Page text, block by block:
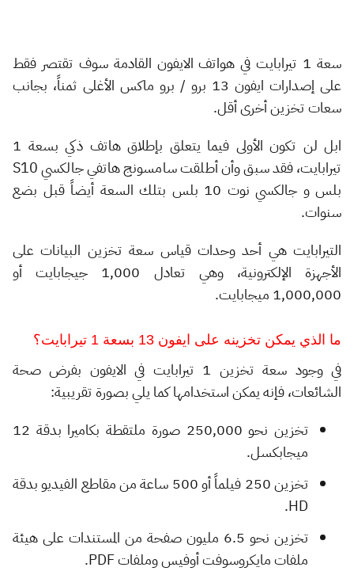
سعة 1 تيرابايت في هواتف الايفون القادمة سوف تقتصر فقط
على إصدارات ايفون 13 برو / برو ماكس الأغلى ثمناً، بجانب
سعات تخزين أخرى أقل.
ابل لن تكون الأولى فيما يتعلق بإطلاق هاتف ذكي بسعة 1
تيرابايت، فقد سبق وأن أطلقت سامسونج هاتفي جالكسي S10
بلس و جالكسي نوت 10 بلس بتلك السعة أيضاً قبل بضع
سنوات.
التيرابايت هي أحد وحدات قياس سعة تخزين البيانات على
الأجهزة الإلكترونية، وهي تعادل 1,000 جيجابايت أو
1,000,000 ميجابايت.
ما الذي يمكن تخزينه على ايفون 13 بسعة 1 تيرابايت؟
في وجود سعة تخزين 1 تيرابايت في الايفون بفرض صحة
الشائعات، فإنه يمكن استخدامها كما يلي بصورة تقريبية:
تخزين نحو 250,000 صورة ملتقطة بكاميرا بدقة 12
ميجابكسل.
تخزين 250 فيلماً أو 500 ساعة من مقاطع الفيديو بدقة
HD.
تخزين نحو 6.5 مليون صفحة من المستندات على هيئة
ملفات مايكروسوفت أوفيس وملفات PDF.